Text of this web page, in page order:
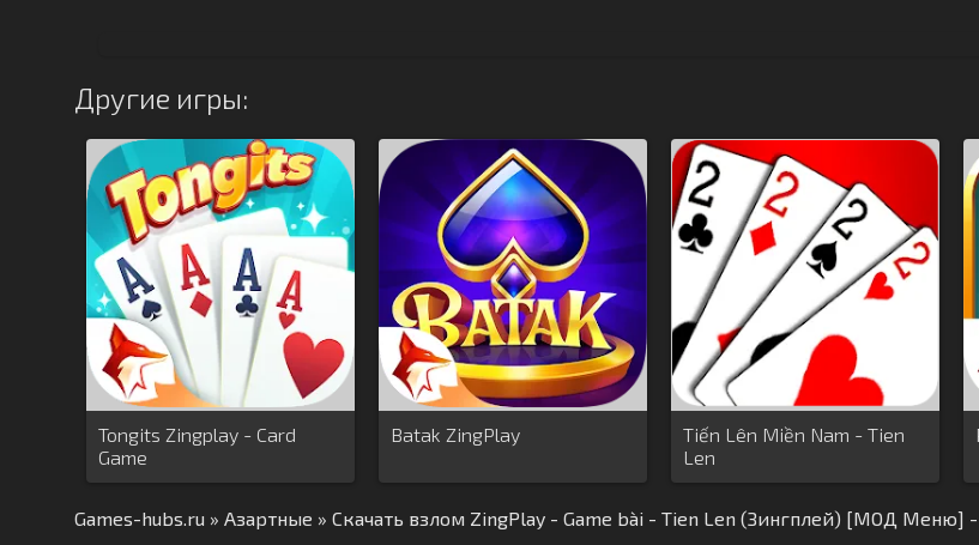
Другие игры:
Tongits Zingplay - Card
Game
Batak ZingPlay
Tiến Lên Miền Nam - Tien
Len
Games-hubs.ru » Азартные » Скачать взлом ZingPlay - Game bài - Tien Len (Зингплей) [МОД Меню]